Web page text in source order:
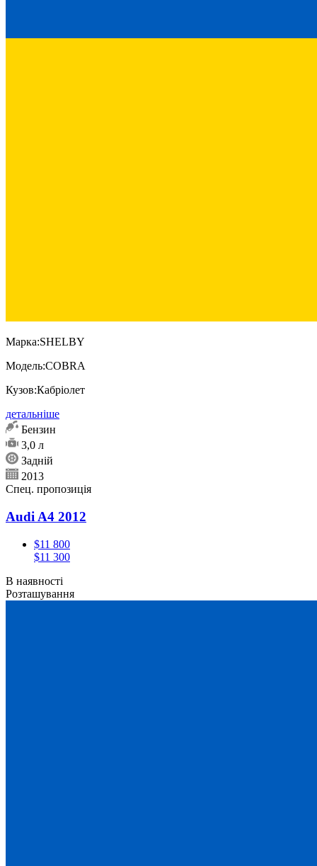
Марка:SHELBY
Модель:COBRA
Кузов:Кабріолет
детальніше
Бензин
3,0 л
Задній
2013
Спец. пропозиція
Audi A4 2012
$11 800
$11 300
В наявності
Розташування